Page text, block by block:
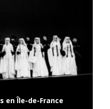
en Île-de-France